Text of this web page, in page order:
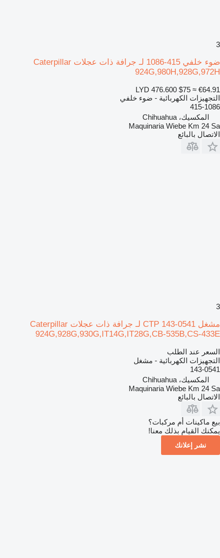
3
ضوء خلفي 415-1086 لـ جرافة ذات عجلات Caterpillar
924G,980H,928G,972H
LYD 476.600 $75 ≈ €64.91
التجهيزات الكهربائية - ضوء خلفي
415-1086
المكسيك، Chihuahua
Maquinaria Wiebe Km 24 Sa
الاتصال بالبائع
3
مشغل CTP 143-0541 لـ جرافة ذات عجلات Caterpillar
924G,928G,930G,IT14G,IT28G,CB-535B,CS-433E
السعر عند الطلب
التجهيزات الكهربائية - مشغل
143-0541
المكسيك، Chihuahua
Maquinaria Wiebe Km 24 Sa
الاتصال بالبائع
بيع ماكينات أم مركبات؟
يمكنك القيام بذلك معنا!
نشر إعلانك